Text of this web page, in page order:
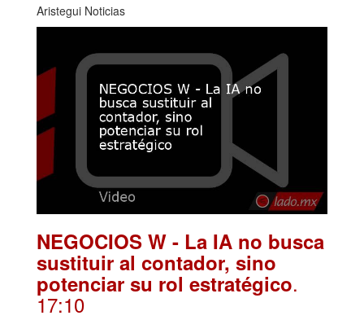
Aristegui Noticias
NEGOCIOS W - La IA no busca
sustituir al contador, sino
potenciar su rol estratégico.
17:10